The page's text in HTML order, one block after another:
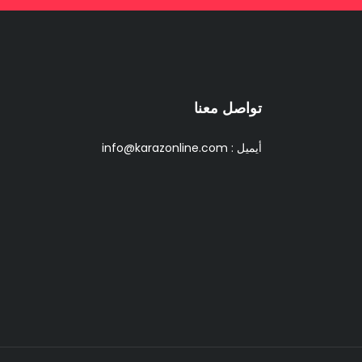
تواصل معنا
أيميل : info@karazonline.com